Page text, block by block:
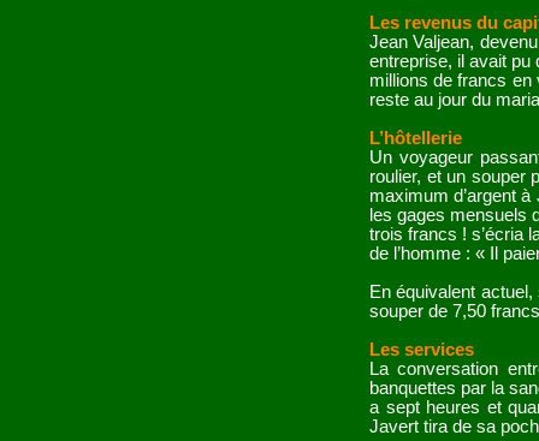
Les revenus du
Jean Valjean,
entreprise, il avait pu
millions de francs en
reste au jour du
L’hôtellerie
Un voyageur
roulier, et un souper
maximum d’argent
les gages mensuels
trois francs ! s’écria
de l’homme : « Il
En équivalent
souper de 7,50
Les services
La conversation
banquettes par la
a sept heures et
Javert tira de sa